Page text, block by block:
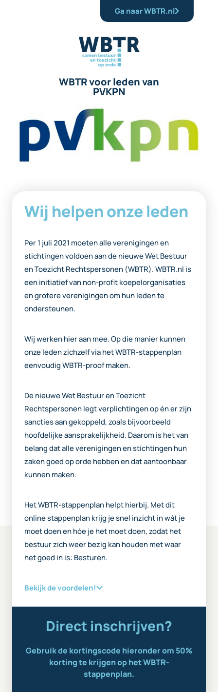
Ga naar WBTR.nl
WBTR voor leden van
PVKPN
Wij helpen onze leden
Per 1 juli 2021 moeten alle verenigingen en
stichtingen voldoen aan de nieuwe Wet Bestuur
en Toezicht Rechtspersonen (WBTR). WBTR.nl is
een initiatief van non-profit koepelorganisaties
en grotere verenigingen om hun leden te
ondersteunen.
Wij werken hier aan mee. Op die manier kunnen
onze leden zichzelf via het WBTR-stappenplan
eenvoudig WBTR-proof maken.
De nieuwe Wet Bestuur en Toezicht
Rechtspersonen legt verplichtingen op én er zijn
sancties aan gekoppeld, zoals bijvoorbeeld
hoofdelijke aansprakelijkheid. Daarom is het van
belang dat alle verenigingen en stichtingen hun
zaken goed op orde hebben en dat aantoonbaar
kunnen maken.
Het WBTR-stappenplan helpt hierbij. Met dit
online stappenplan krijg je snel inzicht in wát je
moet doen en hóe je het moet doen, zodat het
bestuur zich weer bezig kan houden met waar
het goed in is: Besturen.
Bekijk de voordelen!
Direct inschrijven?
Gebruik de kortingscode hieronder om 50%
korting te krijgen op het WBTR-
stappenplan.